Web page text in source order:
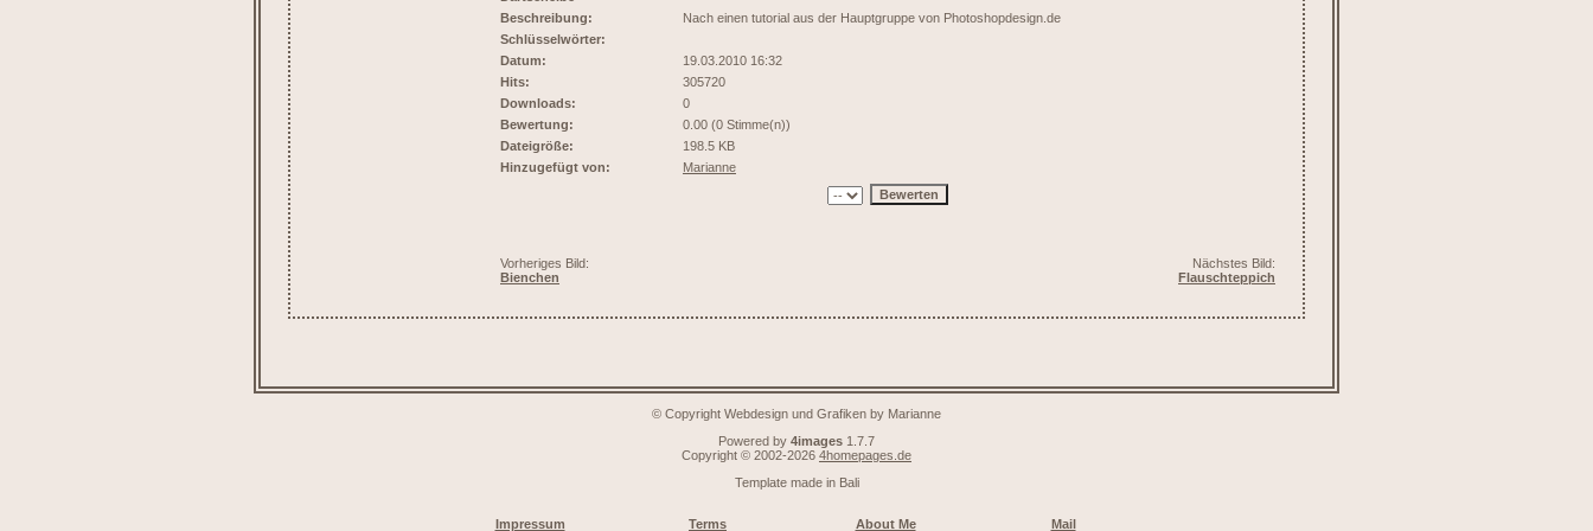
Beschreibung:
Nach einen tutorial aus der Hauptgruppe von Photoshopdesign.de
Schlüsselwörter:
Datum:
19.03.2010 16:32
Hits:
305720
Downloads:
0
Bewertung:
0.00 (0 Stimme(n))
Dateigröße:
198.5 KB
Hinzugefügt von:
Marianne
Vorheriges Bild:
Bienchen
Nächstes Bild:
Flauschteppich
© Copyright Webdesign und Grafiken by Marianne
Powered by 4images 1.7.7
Copyright © 2002-2026 4homepages.de
Template made in Bali
Impressum Terms About Me Mail